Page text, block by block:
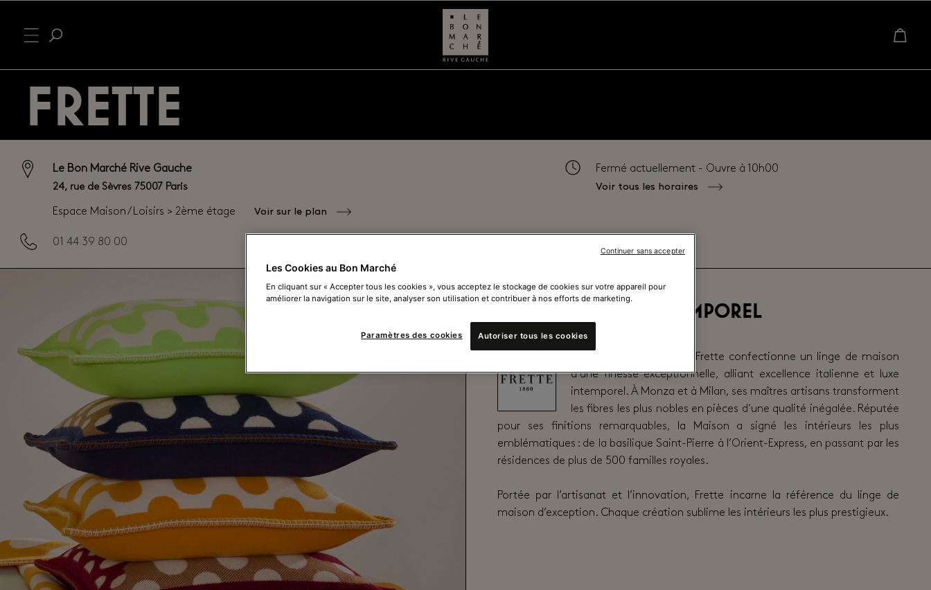
FRETTE
Le Bon Marché Rive Gauche
24, rue de Sèvres 75007 Paris
Espace Maison / Loisirs > 2ème étage Voir sur le plan
01 44 39 80 00
Fermé actuellement - Ouvre à 10h00
Voir tous les horaires
Un savoir-faire intemporel
Depuis plus de 164 ans, Frette confectionne un linge de maison
d’une finesse exceptionnelle, alliant excellence italienne et luxe
intemporel. À Monza et à Milan, ses maîtres artisans transforment
les fibres les plus nobles en pièces d’une qualité inégalée. Réputée
pour ses finitions remarquables, la Maison a signé les intérieurs les plus
emblématiques : de la basilique Saint-Pierre à l’Orient-Express, en passant par les
résidences de plus de 500 familles royales.
Portée par l’artisanat et l’innovation, Frette incarne la référence du linge de
maison d’exception. Chaque création sublime les intérieurs les plus prestigieux.
Les Cookies au Bon Marché
En cliquant sur « Accepter tous les cookies », vous acceptez le stockage de cookies sur votre appareil pour
améliorer la navigation sur le site, analyser son utilisation et contribuer à nos efforts de marketing.
Paramètres des cookies Autoriser tous les cookies
Continuer sans accepter